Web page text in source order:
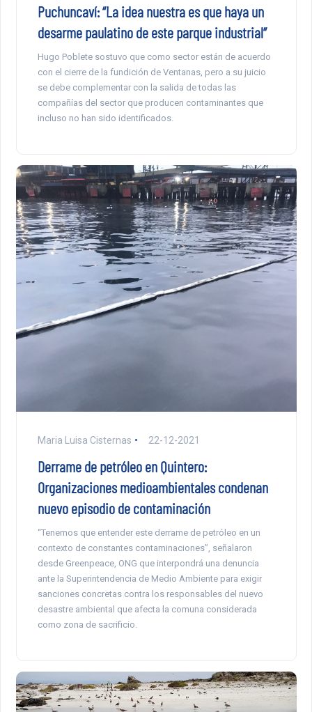
Puchuncaví: “La idea nuestra es que haya un
desarme paulatino de este parque industrial”
Hugo Poblete sostuvo que como sector están de acuerdo
con el cierre de la fundición de Ventanas, pero a su juicio
se debe complementar con la salida de todas las
compañías del sector que producen contaminantes que
incluso no han sido identificados.
Maria Luisa Cisternas 22-12-2021
Derrame de petróleo en Quintero:
Organizaciones medioambientales condenan
nuevo episodio de contaminación
“Tenemos que entender este derrame de petróleo en un
contexto de constantes contaminaciones”, señalaron
desde Greenpeace, ONG que interpondrá una denuncia
ante la Superintendencia de Medio Ambiente para exigir
sanciones concretas contra los responsables del nuevo
desastre ambiental que afecta la comuna considerada
como zona de sacrificio.